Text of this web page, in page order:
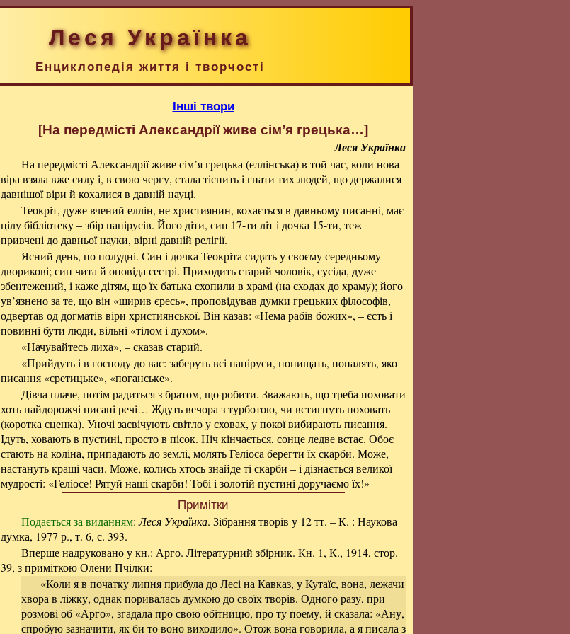
Леся Українка
Енциклопедія життя і творчості
Інші твори
[На передмісті Александрії живе сім’я грецька…]
Леся Українка
На передмісті Александрії живе сім’я грецька (еллінська) в той час, коли нова
віра взяла вже силу і, в свою чергу, стала тіснить і гнати тих людей, що держалися
давнішої віри й кохалися в давній науці.
Теокріт, дуже вчений еллін, не християнин, кохається в давньому писанні, має
цілу бібліотеку – збір папірусів. Його діти, син 17-ти літ і дочка 15-ти, теж
привчені до давньої науки, вірні давній релігії.
Ясний день, по полудні. Син і дочка Теокріта сидять у своєму середньому
дворикові; син чита й оповіда сестрі. Приходить старий чоловік, сусіда, дуже
збентежений, і каже дітям, що їх батька схопили в храмі (на сходах до храму); його
ув’язнено за те, що він «ширив єресь», проповідував думки грецьких філософів,
одвертав од догматів віри християнської. Він казав: «Нема рабів божих», – єсть і
повинні бути люди, вільні «тілом і духом».
«Начувайтесь лиха», – сказав старий.
«Прийдуть і в господу до вас: заберуть всі папіруси, понищать, попалять, яко
писання «єретицьке», «поганське».
Дівча плаче, потім радиться з братом, що робити. Зважають, що треба поховати
хоть найдорожчі писані речі… Ждуть вечора з турботою, чи встигнуть поховать
(коротка сценка). Уночі засвічують світло у сховах, у покої вибирають писання.
Ідуть, ховають в пустині, просто в пісок. Ніч кінчається, сонце ледве встає. Обоє
стають на коліна, припадають до землі, молять Геліоса берегти їх скарби. Може,
настануть кращі часи. Може, колись хтось знайде ті скарби – і дізнається великої
мудрості: «Геліосе! Рятуй наші скарби! Тобі і золотій пустині доручаємо їх!»
Примітки
Подається за виданням:Леся Українка. Зібрання творів у 12 тт. – К. : Наукова
думка, 1977 р., т. 6, с. 393.
Вперше надруковано у кн.: Арго. Літературний збірник. Кн. 1, К., 1914, стор.
39, з приміткою Олени Пчілки:
«Коли я в початку липня прибула до Лесі на Кавказ, у Кутаїс, вона, лежачи
хвора в ліжку, однак поривалась думкою до своїх творів. Одного разу, при
розмові об «Арго», згадала про свою обітницю, про ту поему, й сказала: «Ану,
спробую зазначити, як би то воно виходило». Отож вона говорила, а я писала з